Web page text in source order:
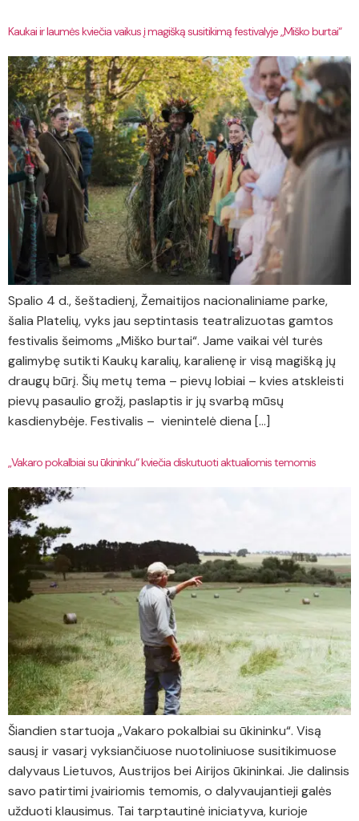
Kaukai ir laumės kviečia vaikus į magišką susitikimą festivalyje „Miško burtai“
Spalio 4 d., šeštadienį, Žemaitijos nacionaliniame parke,
šalia Platelių, vyks jau septintasis teatralizuotas gamtos
festivalis šeimoms „Miško burtai“. Jame vaikai vėl turės
galimybę sutikti Kaukų karalių, karalienę ir visą magišką jų
draugų būrį. Šių metų tema – pievų lobiai – kvies atskleisti
pievų pasaulio grožį, paslaptis ir jų svarbą mūsų
kasdienybėje. Festivalis – vienintelė diena […]
„Vakaro pokalbiai su ūkininku“ kviečia diskutuoti aktualiomis temomis
Šiandien startuoja „Vakaro pokalbiai su ūkininku“. Visą
sausį ir vasarį vyksiančiuose nuotoliniuose susitikimuose
dalyvaus Lietuvos, Austrijos bei Airijos ūkininkai. Jie dalinsis
savo patirtimi įvairiomis temomis, o dalyvaujantieji galės
užduoti klausimus. Tai tarptautinė iniciatyva, kurioje